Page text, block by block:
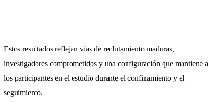
Estos resultados reflejan vías de reclutamiento maduras,
investigadores comprometidos y una configuración que mantiene a
los participantes en el estudio durante el confinamiento y el
seguimiento.